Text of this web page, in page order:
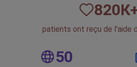
820
patients ont reçu de l'aide
50